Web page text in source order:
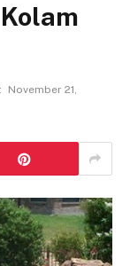
November 21,